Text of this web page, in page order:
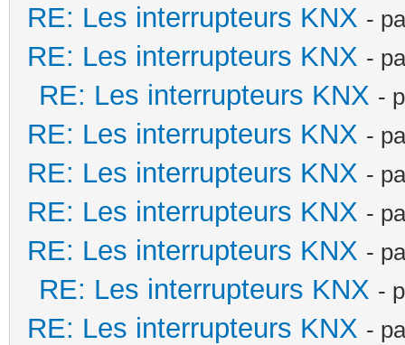
RE: Les interrupteurs KNX -
RE: Les interrupteurs KNX -
RE: Les interrupteurs KNX -
RE: Les interrupteurs KNX -
RE: Les interrupteurs KNX -
RE: Les interrupteurs KNX -
RE: Les interrupteurs KNX -
RE: Les interrupteurs KNX -
RE: Les interrupteurs KNX -